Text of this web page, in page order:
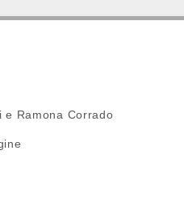
e Ramona Corrado